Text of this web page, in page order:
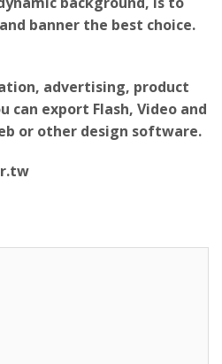
banner the best choice.
advertising, product
export Flash, Video and
or other design software.